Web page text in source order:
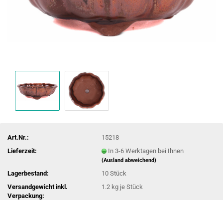
Art.Nr.:
15218
Lieferzeit:
In 3-6 Werktagen bei Ihnen
(Ausland abweichend)
Lagerbestand: 10Stück
Versandgewicht inkl.
Verpackung:
1.2 kg je Stück